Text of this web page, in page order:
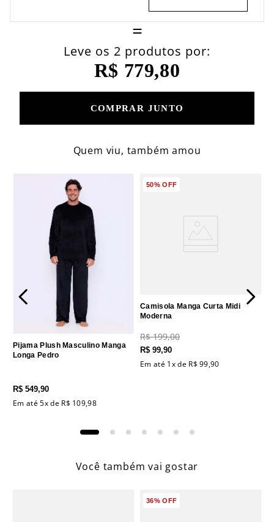
=
Leve os 2 produtos por:
R$ 779,80
COMPRAR JUNTO
Quem viu, também amou
Pijama Plush Masculino Manga
Longa Pedro
R$ 549,90
Em até5x de R$ 109,98
50%OFF
Camisola Manga Curta Midi
Moderna
R$ 199,00
R$ 99,90
Em até 1x de R$ 99,90
Você também vai gostar
36%OFF